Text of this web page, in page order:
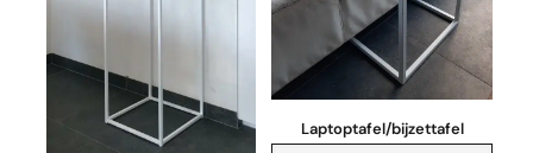
Laptoptafel/bijzettafel